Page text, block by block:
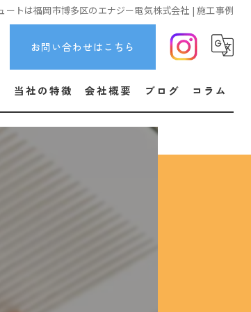
ートは福岡市博多区のエナジー電気株式会社 | 施工事例
お問い合わせはこちら
当社の特徴 会社概要 ブログ コラム